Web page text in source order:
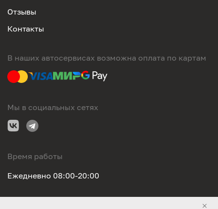
Отзывы
Контакты
В наших автосервисах возможна оплата по картам
Мы в социальных сетях
Время работы
Ежедневно 08:00-20:00